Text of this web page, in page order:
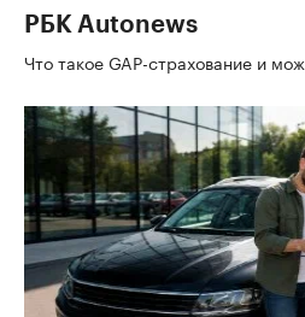
РБК Autonews
Что такое GAP-страхование и